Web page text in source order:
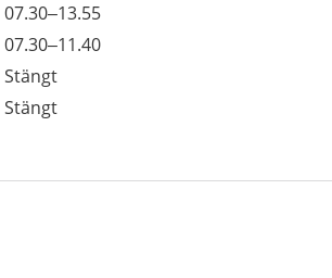
07.30–13.55
07.30–11.40
Stängt
Stängt